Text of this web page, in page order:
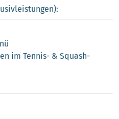
im Tennis- & Squash-